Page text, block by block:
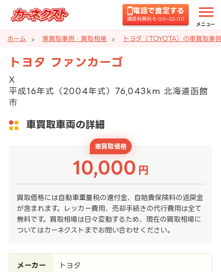
電話で査定する
通話料無料 8:00~22:00
メニュー
ホーム 車買取事例・買取相場 トヨタ（TOYOTA）の車買取事
トヨタ ファンカーゴ
X
平成16年式（2004年式）76,043km 北海道函館
市
車買取車両の詳細
車買取価格
10,000 円
買取価格には自動車重量税の還付金、自賠責保険料の返戻金
が含まれます。レッカー費用、売却手続きの代行費用は全て
無料です。買取相場は日々変動するため、現在の買取相場に
ついてはカーネクストまでお問い合わせください。
メーカー トヨタ